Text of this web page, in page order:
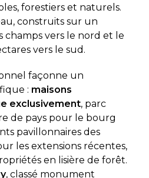
forestiers et naturels.
construits sur un
champs vers le nord et le
vers le sud.
façonne un
: maisons
exclusivement, parc
de pays pour le bourg
pavillonnaires des
les extensions récentes,
en lisière de forêt.
, classé monument